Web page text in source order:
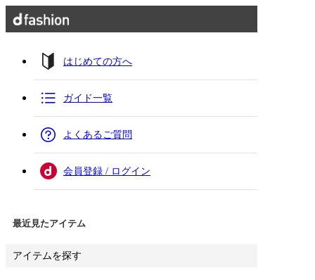
はじめての方へ
ガイド一覧
よくあるご質問
会員登録 / ログイン
最近見たアイテム
アイテムを探す